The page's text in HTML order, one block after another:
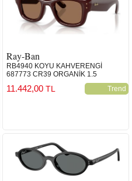
Ray-Ban
RB4940 KOYU KAHVERENGİ
687773 CR39 ORGANİK 1.5
Trend
11.442,00TL